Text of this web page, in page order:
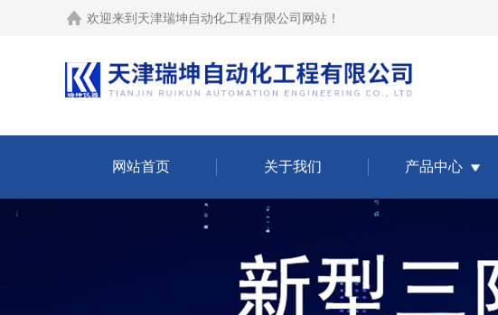
欢迎来到 天津瑞坤自动化工程有限公司网站 ！
网站首页 关于我们 产品中心